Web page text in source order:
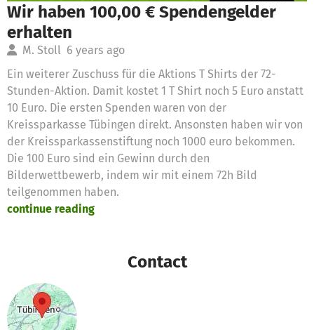
Wir haben 100,00 € Spendengelder
erhalten
M. Stoll 6 years ago
Ein weiterer Zuschuss für die Aktions T Shirts der 72-
Stunden-Aktion. Damit kostet 1 T Shirt noch 5 Euro anstatt
10 Euro. Die ersten Spenden waren von der
Kreissparkasse Tübingen direkt. Ansonsten haben wir von
der Kreissparkassenstiftung noch 1000 euro bekommen.
Die 100 Euro sind ein Gewinn durch den
Bilderwettbewerb, indem wir mit einem 72h Bild
teilgenommen haben.
continue reading
Contact